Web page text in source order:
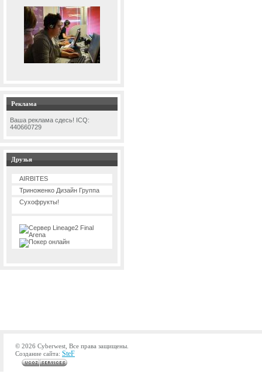
Реклама
Ваша реклама сдесь! ICQ:
440660729
Друзья
AIRBITES
Триноженко Дизайн Группа
Сухофрукты!
© 2026 Cyberwest, Все права защищены.
Создание сайта: SteF